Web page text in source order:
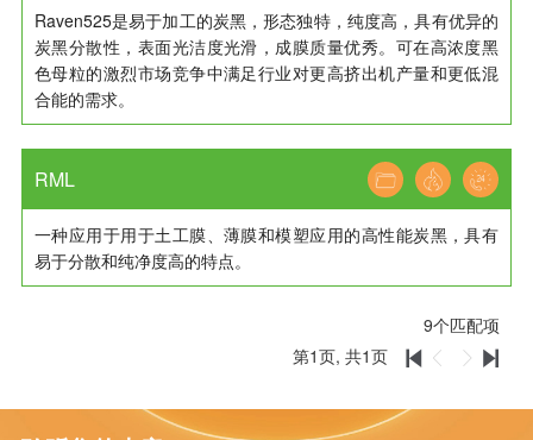
Raven525是易于加工的炭黑，形态独特，纯度高，具有优异的
炭黑分散性，表面光洁度光滑，成膜质量优秀。可在高浓度黑
色母粒的激烈市场竞争中满足行业对更高挤出机产量和更低混
合能的需求。
RML
一种应用于用于土工膜、薄膜和模塑应用的高性能炭黑，具有
易于分散和纯净度高的特点。
9个匹配项
第1页, 共1页    